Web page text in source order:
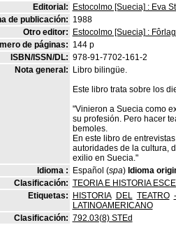
Editorial:
Estocolmo [Suecia] : Eva
de publicación: 1988
Otro editor:
Estocolmo [Suecia] :
de páginas: 144 p
ISBN/ISSN/DL: 978-91-7702-161-2
Nota general:
Libro bilingüe.
Este libro trata sobre los
"Vinieron a Suecia como
su profesión. Pero hacer
bemoles.
En este libro de
autoridades de la cultura,
exilio en Suecia."
Idioma :
Español (spa) Idioma
Clasificación: TEORIA E HISTORIA
Etiquetas:
HISTORIA DEL TEATRO -
LATINOAMERICANO
Clasificación: 792.03(8) STEd